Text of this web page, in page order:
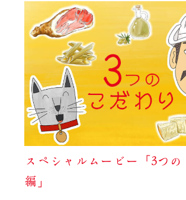
スペシャルムービー「3つの
編」